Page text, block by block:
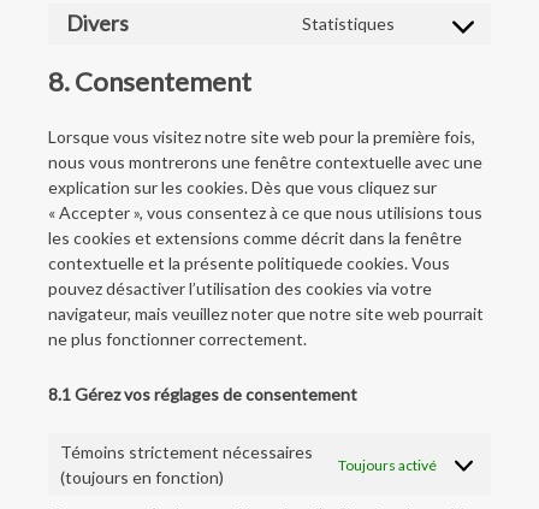
service
Divers Statistiques
Consent
8. Consentement
Lorsque vous visitez notre site web pour la première fois,
nous vous montrerons une fenêtre contextuelle avec une
explication sur les cookies. Dès que vous cliquez sur
« Accepter », vous consentez à ce que nous utilisions tous
les cookies et extensions comme décrit dans la fenêtre
contextuelle et la présente politiquede cookies. Vous
pouvez désactiver l’utilisation des cookies via votre
navigateur, mais veuillez noter que notre site web pourrait
ne plus fonctionner correctement.
8.1 Gérez vos réglages de consentement
Témoins strictement nécessaires
(toujours en fonction)
Toujours activé